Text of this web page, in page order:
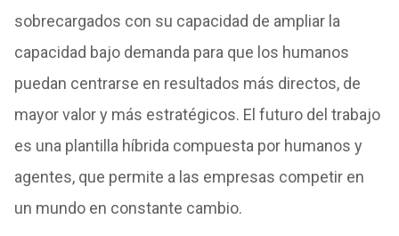
sobrecargados con su capacidad de ampliar la
capacidad bajo demanda para que los humanos
puedan centrarse en resultados más directos, de
mayor valor y más estratégicos. El futuro del trabajo
es una plantilla híbrida compuesta por humanos y
agentes, que permite a las empresas competir en
un mundo en constante cambio.